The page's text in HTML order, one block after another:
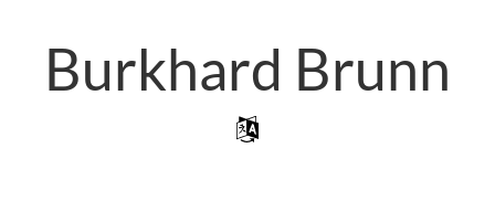
SpringenBurkhard Brunn